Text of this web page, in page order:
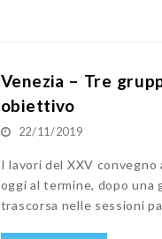
Venezia – Tre
obiettivo
22/11/2019
I lavori del XXV
oggi al termine, dopo una
trascorsa nelle sessioni